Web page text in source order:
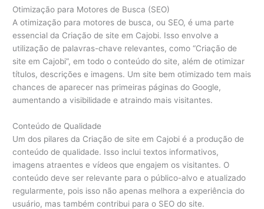
Otimização para Motores de Busca (SEO)
A otimização para motores de busca, ou SEO, é uma parte
essencial da Criação de site em Cajobi. Isso envolve a
utilização de palavras-chave relevantes, como “Criação de
site em Cajobi”, em todo o conteúdo do site, além de otimizar
títulos, descrições e imagens. Um site bem otimizado tem mais
chances de aparecer nas primeiras páginas do Google,
aumentando a visibilidade e atraindo mais visitantes.
Conteúdo de Qualidade
Um dos pilares da Criação de site em Cajobi é a produção de
conteúdo de qualidade. Isso inclui textos informativos,
imagens atraentes e vídeos que engajem os visitantes. O
conteúdo deve ser relevante para o público-alvo e atualizado
regularmente, pois isso não apenas melhora a experiência do
usuário, mas também contribui para o SEO do site.